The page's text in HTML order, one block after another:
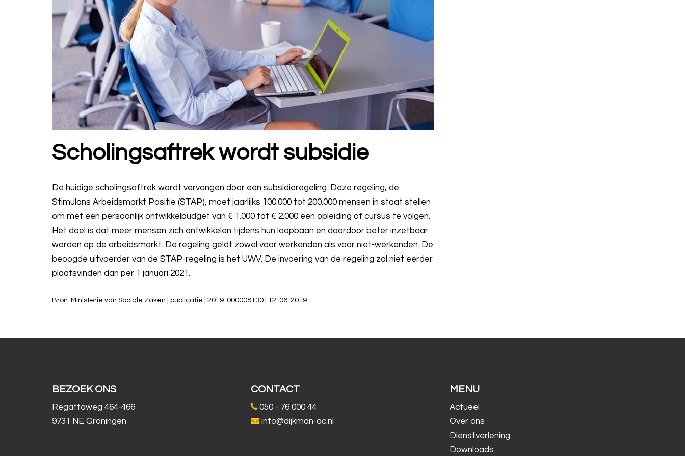
Scholingsaftrek wordt subsidie
De huidige scholingsaftrek wordt vervangen door een subsidieregeling. Deze regeling, de
Stimulans Arbeidsmarkt Positie (STAP), moet jaarlijks 100.000 tot 200.000 mensen in staat stellen
om met een persoonlijk ontwikkelbudget van € 1.000 tot € 2.000 een opleiding of cursus te volgen.
Het doel is dat meer mensen zich ontwikkelen tijdens hun loopbaan en daardoor beter inzetbaar
worden op de arbeidsmarkt. De regeling geldt zowel voor werkenden als voor niet-werkenden. De
beoogde uitvoerder van de STAP-regeling is het UWV. De invoering van de regeling zal niet eerder
plaatsvinden dan per 1 januari 2021.
Bron: Ministerie van Sociale Zaken | publicatie | 2019-000008130 | 12-06-2019
BEZOEK ONS
Regattaweg 464-466
9731 NE Groningen
CONTACT
050 - 76 000 44
info@dijkman-ac.nl
MENU
Actueel
Over ons
Dienstverlening
Downloads